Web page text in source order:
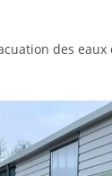
des eaux